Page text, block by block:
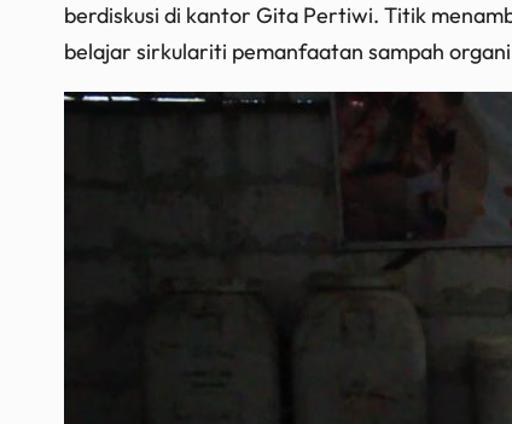
berdiskusi di kantor Gita Pertiwi. Titik
belajar sirkulariti pemanfaatan sampah